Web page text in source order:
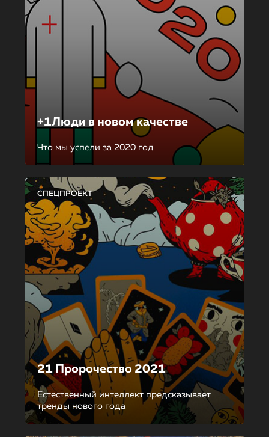
+1Люди в новом качестве
Что мы успели за 2020 год
СПЕЦПРОЕКТ
21 Пророчество 2021
Естественный интеллект предсказывает
тренды нового года